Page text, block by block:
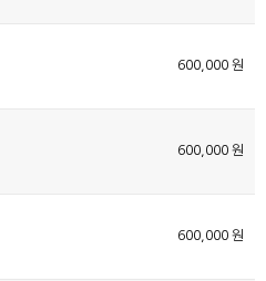
600,000 원
600,000 원
600,000 원